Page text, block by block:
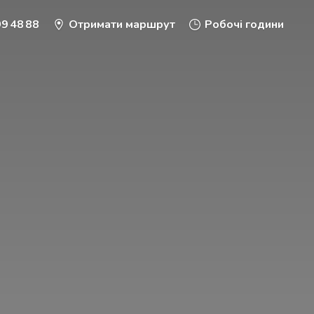
48 88 Отримати маршрут Робочі години